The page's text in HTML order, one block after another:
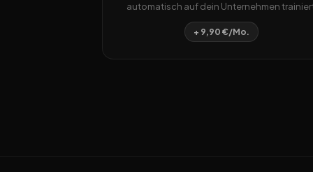
automatisch auf dein Unternehmen
+ 9,90 €/Mo.